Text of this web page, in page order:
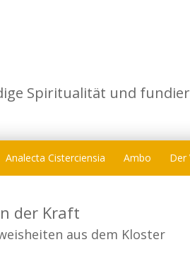
Spiritualität und
Analecta Cisterciensia Ambo Der
der Kraft
aus dem Kloster